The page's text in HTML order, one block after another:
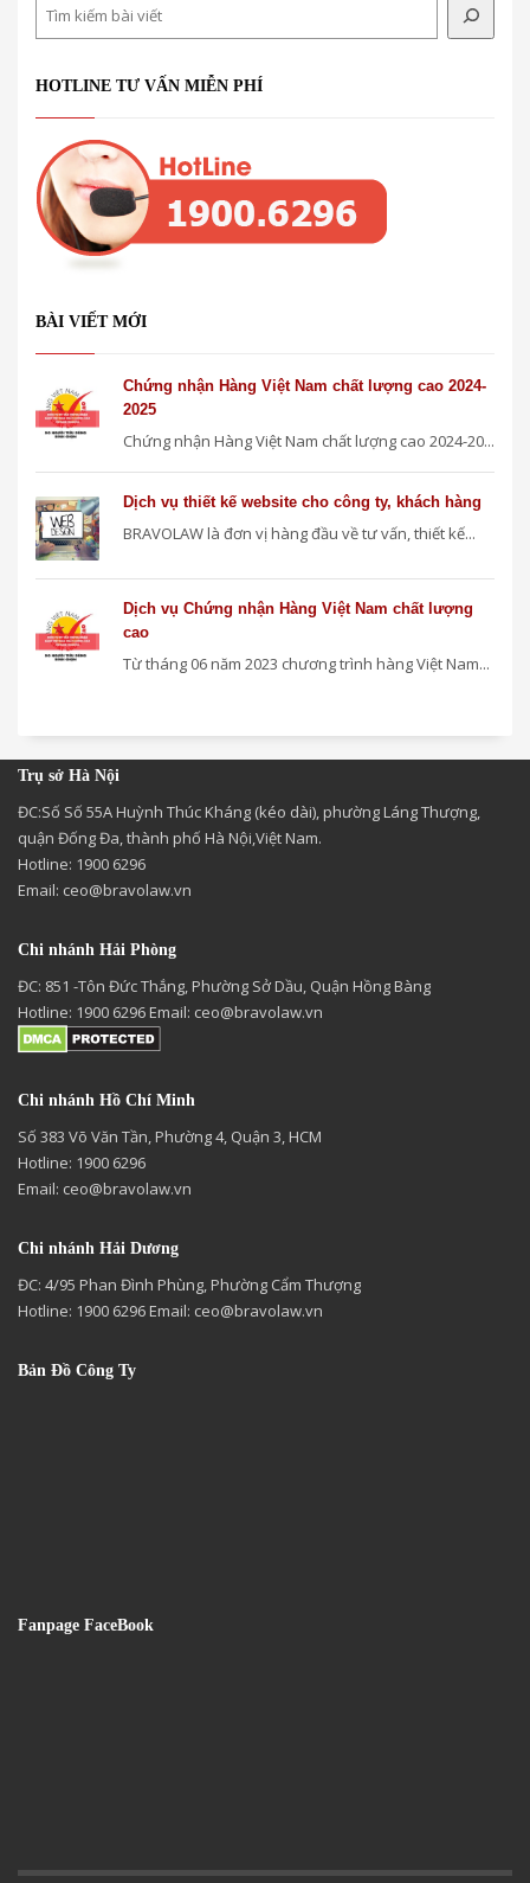
HOTLINE TƯ VẤN MIỄN PHÍ
BÀI VIẾT MỚI
Chứng nhận Hàng Việt Nam chất lượng cao 2024-
2025
Chứng nhận Hàng Việt Nam chất lượng cao 2024-20...
Dịch vụ thiết kế website cho công ty, khách hàng
BRAVOLAW là đơn vị hàng đầu về tư vấn, thiết kế...
Dịch vụ Chứng nhận Hàng Việt Nam chất lượng
cao
Từ tháng 06 năm 2023 chương trình hàng Việt Nam...
Trụ sở Hà Nội
ĐC:Số Số 55A Huỳnh Thúc Kháng (kéo dài), phường Láng Thượng,
quận Đống Đa, thành phố Hà Nội,Việt Nam.
Hotline: 1900 6296
Email: ceo@bravolaw.vn
Chi nhánh Hải Phòng
ĐC: 851 -Tôn Đức Thắng, Phường Sở Dầu, Quận Hồng Bàng
Hotline: 1900 6296 Email: ceo@bravolaw.vn
Chi nhánh Hồ Chí Minh
Số 383 Võ Văn Tần, Phường 4, Quận 3, HCM
Hotline: 1900 6296
Email: ceo@bravolaw.vn
Chi nhánh Hải Dương
ĐC: 4/95 Phan Đình Phùng, Phường Cẩm Thượng
Hotline: 1900 6296 Email: ceo@bravolaw.vn
Bản Đồ Công Ty
Fanpage FaceBook